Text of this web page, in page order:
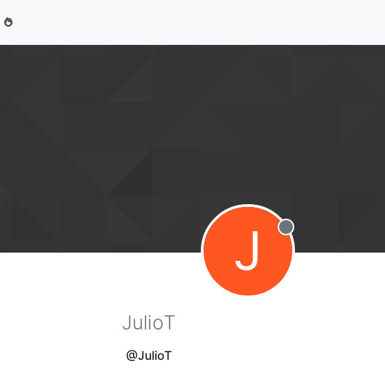
J Desconectado
JulioT
@JulioT